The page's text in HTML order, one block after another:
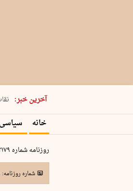
آخرین خبر:
پنجشنبه
خانه سیاسی
روزنامه شماره ۲۱۷۹
شماره روزنامه: